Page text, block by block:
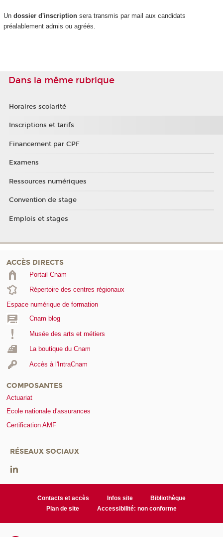
Un dossier d'inscription sera transmis par mail aux candidats
préalablement admis ou agréés.
Dans la même rubrique
Horaires scolarité
Inscriptions et tarifs
Financement par CPF
Examens
Ressources numériques
Convention de stage
Emplois et stages
ACCÈS DIRECTS
Portail Cnam
Répertoire des centres régionaux
Espace numérique de formation
Cnam blog
Musée des arts et métiers
La boutique du Cnam
Accès à l'IntraCnam
COMPOSANTES
Actuariat
Ecole nationale d'assurances
Certification AMF
RÉSEAUX SOCIAUX
Contacts et accès Infos site
Bibliothèque
Plan de site
Accessibilité: non conforme